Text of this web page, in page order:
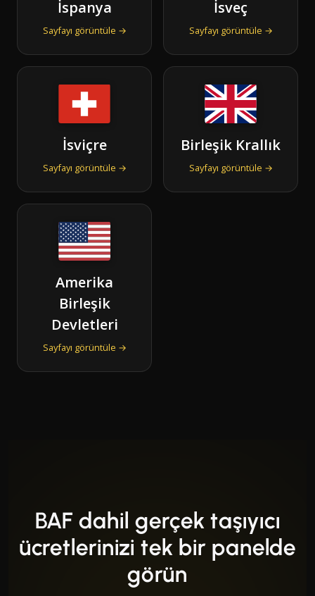
İspanya
Sayfayı görüntüle →
İsveç
Sayfayı görüntüle →
İsviçre
Sayfayı görüntüle →
Birleşik Krallık
Sayfayı görüntüle →
Amerika
Birleşik
Devletleri
Sayfayı görüntüle →
BAF dahil gerçek taşıyıcı
ücretlerinizi tek bir panelde
görün